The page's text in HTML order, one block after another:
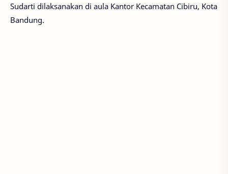
Sudarti dilaksanakan di aula Kantor Kecamatan Cibiru, Kota
Bandung.